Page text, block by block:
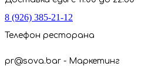
8 (926) 385-21-12
Телефон ресторана
pr@sova.bar - Маркетинг